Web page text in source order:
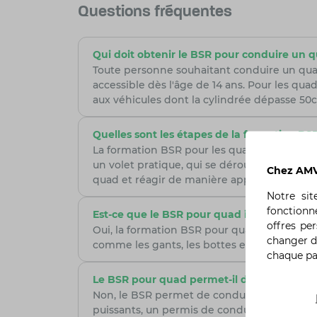
Questions fréquentes
Qui doit obtenir le BSR pour conduire un
Toute personne souhaitant conduire un
accessible dès l'âge de 14 ans. Pour les
aux véhicules dont la cylindrée dépasse
Quelles sont les étapes de la formation
La formation BSR pour les quads
un volet pratique, qui se déroule sur un
quad et réagir de manière appropriée aux
Est-ce que le BSR pour quad inclut
Oui, la formation BSR pour quad insiste
comme les gants, les bottes et les
Le BSR pour quad permet-il de conduire
Non, le BSR permet de conduire des
puissants, un permis de conduire
Chez
Notre
offres
changer
chaque